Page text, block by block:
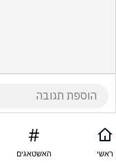
ראשי האשטאגים